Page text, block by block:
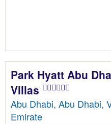
Park Hyatt Abu
Villas
Abu Dhabi, Abu Dhabi,
Emirate